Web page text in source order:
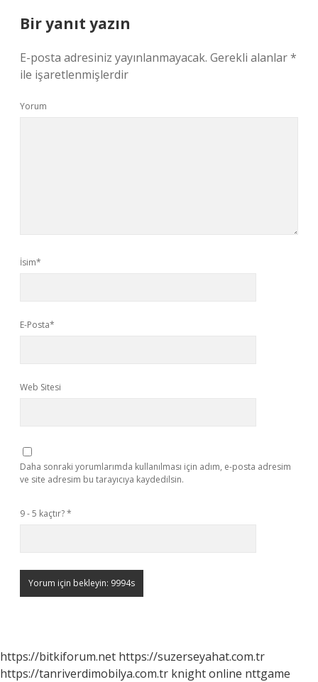
Bir yanıt yazın
E-posta adresiniz yayınlanmayacak. Gerekli alanlar*
ile işaretlenmişlerdir
Yorum
İsim*
E-Posta*
Web Sitesi
Daha sonraki yorumlarımda kullanılması için adım, e-posta adresim
ve site adresim bu tarayıcıya kaydedilsin.
9 - 5 kaçtır?*
https://bitkiforum.net https://suzerseyahat.com.tr
https://tanriverdimobilya.com.tr knight online nttgame